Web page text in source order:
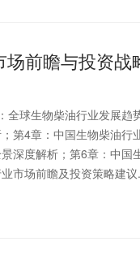
场前瞻与投资战
球生物柴油行业发展趋
第4章：中国生物柴油行
深度解析；第6章：中国
市场前瞻及投资策略建议